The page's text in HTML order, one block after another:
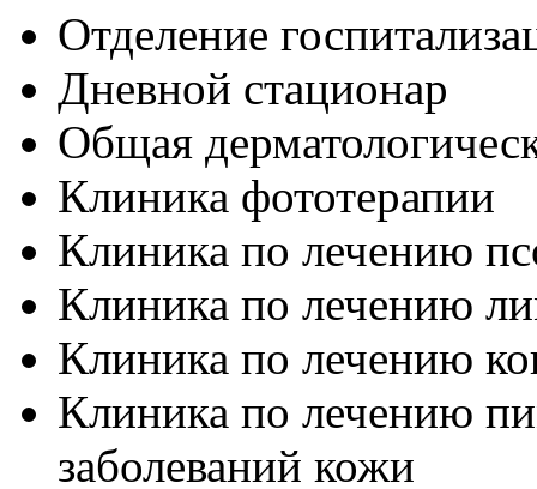
Отделение
Дневной стационар
Общая
Клиника фототерапии
Клиника по лечению
Клиника по лечению
Клиника по лечению
Клиника по лечению
заболеваний кожи